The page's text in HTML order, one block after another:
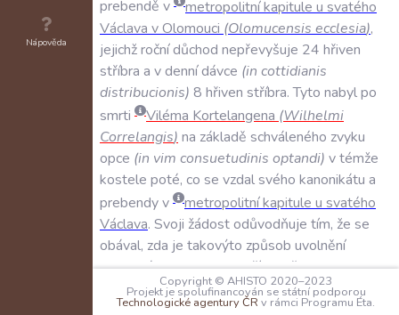
Nápověda
prebendě v metropolitníkapitule u svatého
Václava vOlomouci (Olomucensis ecclesia),
jejichžročnídůchod nepřevyšuje 24 hřiven
stříbra a vdennídávce (in cottidianis
distribucionis) 8 hřiven stříbra.Tyto nabylpo
smrti
Viléma Kortelangena (Wilhelmi
Correlangis) na základě schváleného zvyku
opce (in vim consuetudinis optandi) vtémže
kostele poté, co se vzdalsvého kanonikátu a
prebendyv metropolitníkapitule u svatého
Václava. Svoji žádostodůvodňuje tím, že se
obával, zda je takovýto způsob uvolnění
kanonikátuaprebendy,případněsvobodnou
rezignacířečeného Viléma ,1 vsouladus
Copyright © AHISTO 2020–2023
Projekt je spolufinancován se státní podporou
Technologické agentury ČR v rámci Programu Éta.